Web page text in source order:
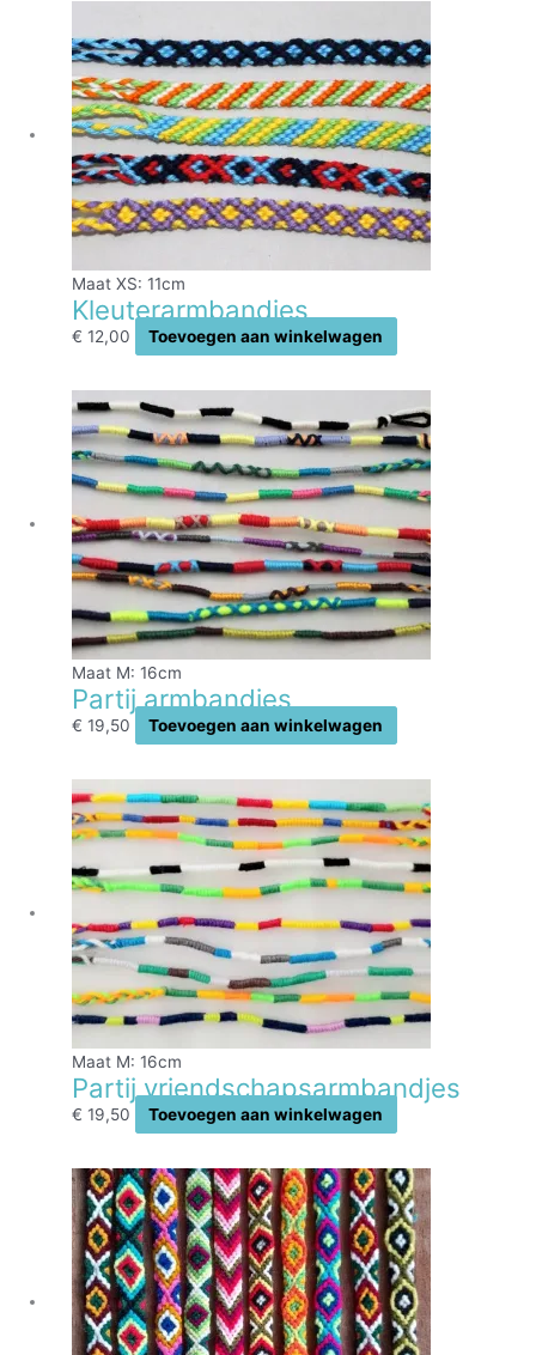
Maat XS: 11cm
Kleuterarmbandjes
€ 12,00 Toevoegen aan winkelwagen
Maat M: 16cm
Partij armbandjes
€ 19,50 Toevoegen aan winkelwagen
Maat M: 16cm
Partij vriendschapsarmbandjes
€ 19,50 Toevoegen aan winkelwagen